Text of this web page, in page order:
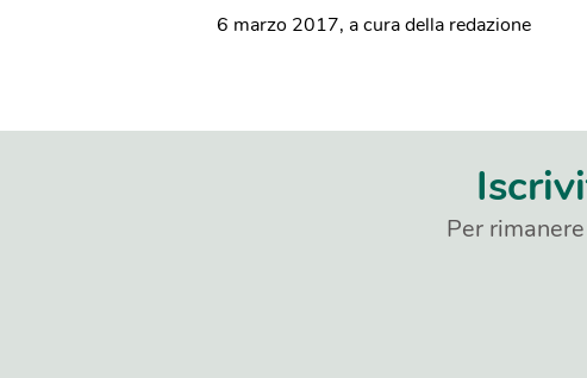
6 marzo 2017, a cura della redazione
Per